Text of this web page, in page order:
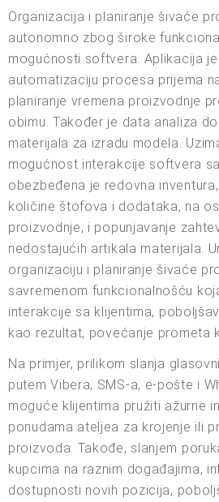
Organizacija i planiranje šivaće
autonomno zbog široke
mogućnosti softvera. Aplikacija
automatizaciju procesa prijema
planiranje vremena proizvodnje
obimu. Također je data analiza
materijala za izradu modela.
mogućnost interakcije softvera
obezbeđena je redovna
količine štofova i dodataka, na
proizvodnje, i popunjavanje
nedostajućih artikala materijala.
organizaciju i planiranje šivaće
savremenom funkcionalnošću
interakcije sa klijentima,
kao rezultat, povećanje prometa
Na primjer, prilikom slanja
putem Vibera, SMS-a, e-pošte i
moguće klijentima pružiti ažurne
ponudama ateljea za krojenje ili
proizvoda. Takođe, slanjem
kupcima na raznim događajima,
dostupnosti novih pozicija,